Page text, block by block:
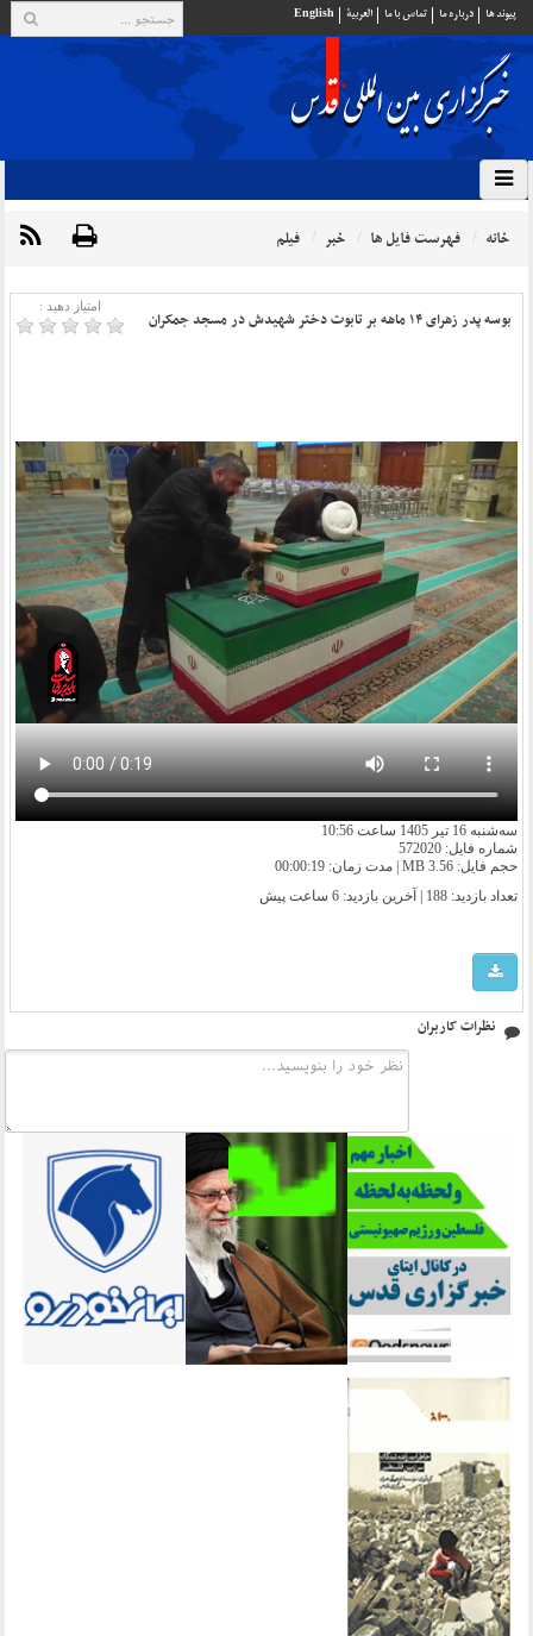
پيوند ها درباره ما تماس با ما العربية English
خانه فهرست فایل ها خبر فیلم
امتیاز دهید :
بوسه پدر زهرای ۱۴ ماهه بر تابوت دختر شهیدش در مسجد جمکران
سه‌شنبه 16 تیر 1405 ساعت 10:56
شماره فایل: 572020
حجم فایل: 3.56 MB | مدت زمان: 00:00:19
تعداد بازدید: 188 | آخرین بازدید:
6 ساعت پیش
نظرات کاربران